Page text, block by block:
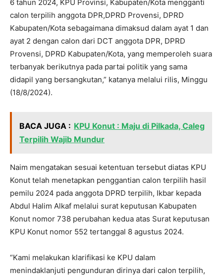
6 tahun 2024, KPU Provinsi, Kabupaten/Kota mengganti
calon terpilih anggota DPR,DPRD Provensi, DPRD
Kabupaten/Kota sebagaimana dimaksud dalam ayat 1 dan
ayat 2 dengan calon dari DCT anggota DPR, DPRD
Provensi, DPRD Kabupaten/Kota, yang memperoleh suara
terbanyak berikutnya pada partai politik yang sama
didapil yang bersangkutan,” katanya melalui rilis, Minggu
(18/8/2024).
BACA JUGA : KPU Konut : Maju di Pilkada, Caleg
Terpilih Wajib Mundur
Naim mengatakan sesuai ketentuan tersebut diatas KPU
Konut telah menetapkan penggantian calon terpilih hasil
pemilu 2024 pada anggota DPRD terpilih, Ikbar kepada
Abdul Halim Alkaf melalui surat keputusan Kabupaten
Konut nomor 738 perubahan kedua atas Surat keputusan
KPU Konut nomor 552 tertanggal 8 agustus 2024.
“Kami melakukan klarifikasi ke KPU dalam
menindaklanjuti pengunduran dirinya dari calon terpilih,